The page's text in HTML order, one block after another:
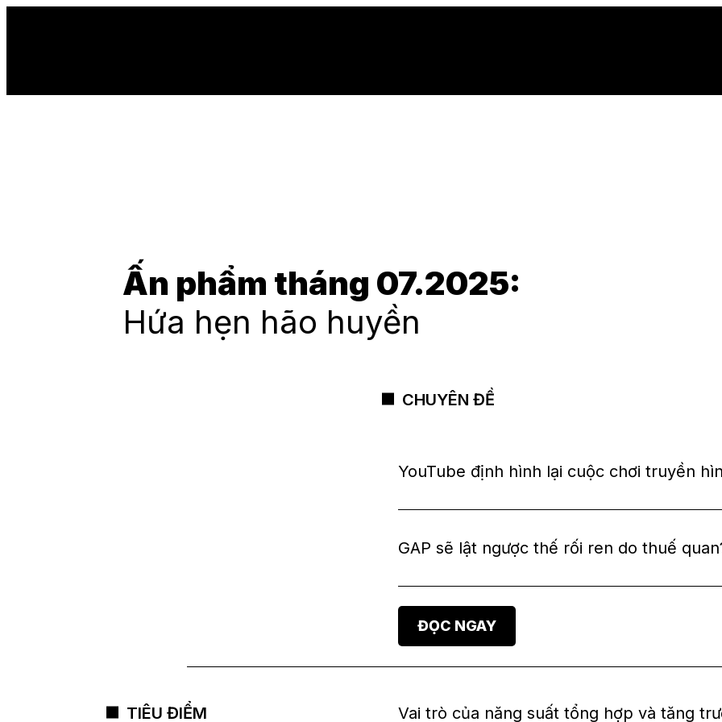
Ấn phẩm tháng 07.2025:
Hứa hẹn hão huyền
CHUYÊN ĐỀ
YouTube định hình lại cuộc chơi truyền
GAP sẽ lật ngược thế rối ren do thuế
ĐỌC NGAY
TIÊU ĐIỂM Vai trò của năng suất tổng hợp và tăng